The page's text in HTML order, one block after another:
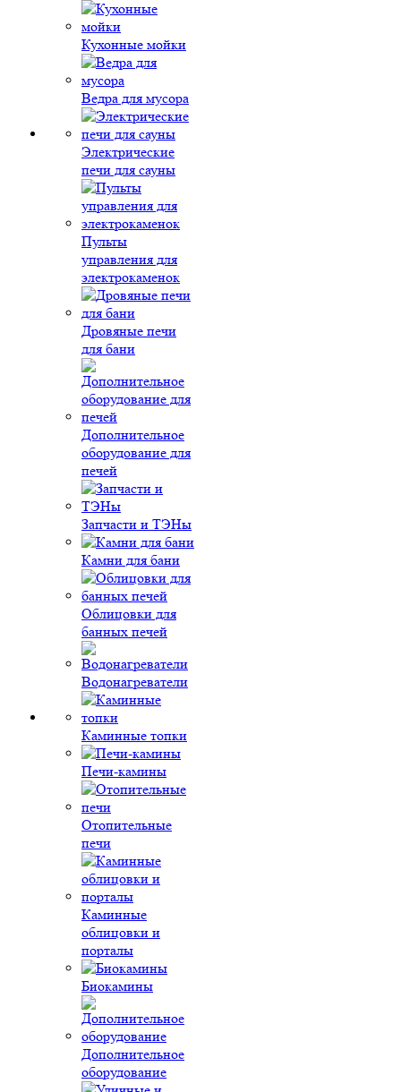
Кухонные мойки
Ведра для мусора
Электрические
печи для сауны
Пульты
управления для
электрокаменок
Дровяные печи
для бани
Дополнительное
оборудование для
печей
Запчасти и ТЭНы
Камни для бани
Облицовки для
банных печей
Водонагреватели
Каминные топки
Печи-камины
Отопительные
печи
Каминные
облицовки и
порталы
Биокамины
Дополнительное
оборудование